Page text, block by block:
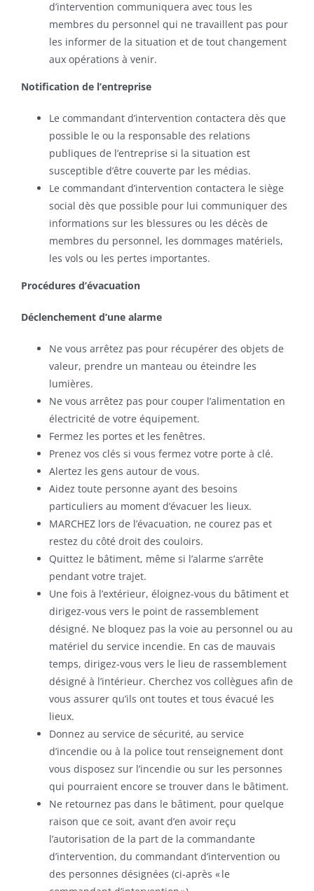
d’intervention communiquera avec tous les
membres du personnel qui ne travaillent pas pour
les informer de la situation et de tout changement
aux opérations à venir.
Notification de l’entreprise
Le commandant d’intervention contactera dès que
possible le ou la responsable des relations
publiques de l’entreprise si la situation est
susceptible d’être couverte par les médias.
Le commandant d’intervention contactera le siège
social dès que possible pour lui communiquer des
informations sur les blessures ou les décès de
membres du personnel, les dommages matériels,
les vols ou les pertes importantes.
Procédures d’évacuation
Déclenchement d’une alarme
Ne vous arrêtez pas pour récupérer des objets de
valeur, prendre un manteau ou éteindre les
lumières.
Ne vous arrêtez pas pour couper l’alimentation en
électricité de votre équipement.
Fermez les portes et les fenêtres.
Prenez vos clés si vous fermez votre porte à clé.
Alertez les gens autour de vous.
Aidez toute personne ayant des besoins
particuliers au moment d’évacuer les lieux.
MARCHEZ lors de l’évacuation, ne courez pas et
restez du côté droit des couloirs.
Quittez le bâtiment, même si l’alarme s’arrête
pendant votre trajet.
Une fois à l’extérieur, éloignez-vous du bâtiment et
dirigez-vous vers le point de rassemblement
désigné. Ne bloquez pas la voie au personnel ou au
matériel du service incendie. En cas de mauvais
temps, dirigez-vous vers le lieu de rassemblement
désigné à l’intérieur. Cherchez vos collègues afin de
vous assurer qu’ils ont toutes et tous évacué les
lieux.
Donnez au service de sécurité, au service
d’incendie ou à la police tout renseignement dont
vous disposez sur l’incendie ou sur les personnes
qui pourraient encore se trouver dans le bâtiment.
Ne retournez pas dans le bâtiment, pour quelque
raison que ce soit, avant d’en avoir reçu
l’autorisation de la part de la commandante
d’intervention, du commandant d’intervention ou
des personnes désignées (ci-après « le